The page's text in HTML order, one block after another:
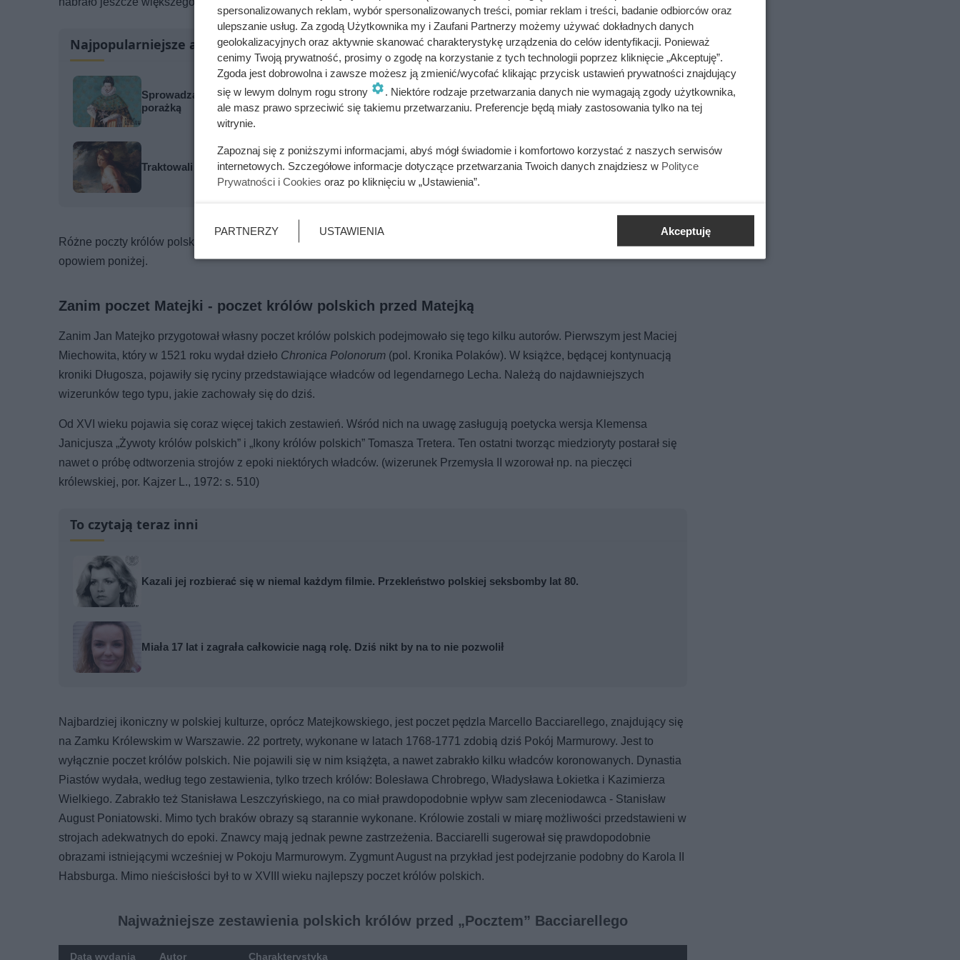
Najpopularniejsze artykuły
Sprowadzał prostytutki na Wawel, byle uciec przed starszą o 30 lat Anną. Ten polski król był wielką
porażką
Traktowali ją jak zabawkę i przekazywali z rąk do rąk. Niewiarygodne losy słynnej skandalistki
Różne poczty królów polskich powstawały w bardzo różnych czasach. Dlatego ich charakter był tak różnorodny, o czym
opowiem poniżej.
Zanim poczet Matejki - poczet królów polskich przed Matejką
Zanim Jan Matejko przygotował własny poczet królów polskich podejmowało się tego kilku autorów. Pierwszym jest Maciej
Miechowita, który w 1521 roku wydał dzieło Chronica Polonorum (pol. Kronika Polaków). W książce, będącej kontynuacją
kroniki Długosza, pojawiły się ryciny przedstawiające władców od legendarnego Lecha. Należą do najdawniejszych
wizerunków tego typu, jakie zachowały się do dziś.
Od XVI wieku pojawia się coraz więcej takich zestawień. Wśród nich na uwagę zasługują poetycka wersja Klemensa
Janicjusza „Żywoty królów polskich” i „Ikony królów polskich” Tomasza Tretera. Ten ostatni tworząc miedzioryty postarał się
nawet o próbę odtworzenia strojów z epoki niektórych władców. (wizerunek Przemysła II wzorował np. na pieczęci
królewskiej, por. Kajzer L., 1972: s. 510)
To czytają teraz inni
Kazali jej rozbierać się w niemal każdym filmie. Przekleństwo polskiej seksbomby lat 80.
Miała 17 lat i zagrała całkowicie nagą rolę. Dziś nikt by na to nie pozwolił
Najbardziej ikoniczny w polskiej kulturze, oprócz Matejkowskiego, jest poczet pędzla Marcello Bacciarellego, znajdujący się
na Zamku Królewskim w Warszawie. 22 portrety, wykonane w latach 1768-1771 zdobią dziś Pokój Marmurowy. Jest to
wyłącznie poczet królów polskich. Nie pojawili się w nim książęta, a nawet zabrakło kilku władców koronowanych. Dynastia
Piastów wydała, według tego zestawienia, tylko trzech królów: Bolesława Chrobrego, Władysława Łokietka i Kazimierza
Wielkiego. Zabrakło też Stanisława Leszczyńskiego, na co miał prawdopodobnie wpływ sam zleceniodawca - Stanisław
August Poniatowski. Mimo tych braków obrazy są starannie wykonane. Królowie zostali w miarę możliwości przedstawieni w
strojach adekwatnych do epoki. Znawcy mają jednak pewne zastrzeżenia. Bacciarelli sugerował się prawdopodobnie
obrazami istniejącymi wcześniej w Pokoju Marmurowym. Zygmunt August na przykład jest podejrzanie podobny do Karola II
Habsburga. Mimo nieścisłości był to w XVIII wieku najlepszy poczet królów polskich.
Najważniejsze zestawienia polskich królów przed „Pocztem” Bacciarellego
Data wydania Autor Charakterystyka
spersonalizowanych reklam, wybór spersonalizowanych treści, pomiar reklam i treści, badanie odbiorców oraz
ulepszanie usług. Za zgodą Użytkownika my i Zaufani Partnerzy możemy używać dokładnych danych
geolokalizacyjnych oraz aktywnie skanować charakterystykę urządzenia do celów identyfikacji. Ponieważ
cenimy Twoją prywatność, prosimy o zgodę na korzystanie z tych technologii poprzez kliknięcie „Akceptuję”.
Zgoda jest dobrowolna i zawsze możesz ją zmienić/wycofać klikając przycisk ustawień prywatności znajdujący
się w lewym dolnym rogu strony
. Niektóre rodzaje przetwarzania danych nie wymagają zgody użytkownika,
ale masz prawo sprzeciwić się takiemu przetwarzaniu. Preferencje będą miały zastosowania tylko na tej
witrynie.
Zapoznaj się z poniższymi informacjami, abyś mógł świadomie i komfortowo korzystać z naszych serwisów
internetowych. Szczegółowe informacje dotyczące przetwarzania Twoich danych znajdziesz w Polityce
Prywatności i Cookies oraz po kliknięciu w „Ustawienia”.
PARTNERZY USTAWIENIA Akceptuję